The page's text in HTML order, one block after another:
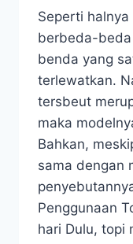
Seperti
berbeda-beda
benda yang
terlewatkan.
tersbeut
maka
Bahkan,
sama dengan
Penggunaan
hari Dulu, topi